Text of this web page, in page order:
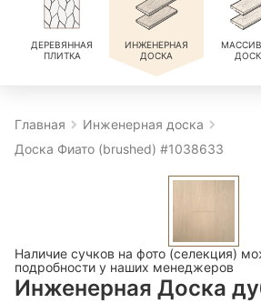
ДЕРЕВЯННАЯ
ПЛИТКА
ИНЖЕНЕРНАЯ
ДОСКА
Главная
Инженерная доска
Доска Фиато (brushed) #1038633
Наличие сучков на фото (селекция)
подробности у наших менеджеров
Инженерная Доска